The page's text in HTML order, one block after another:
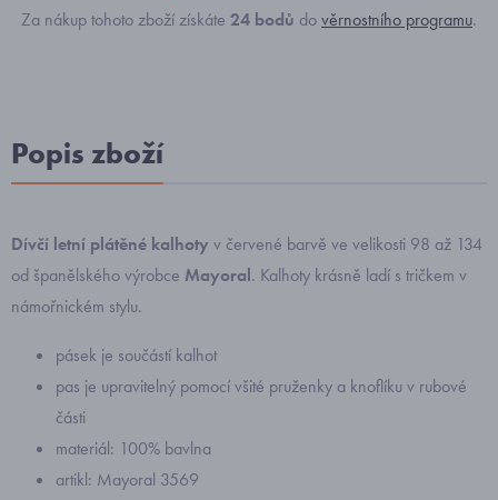
Za nákup tohoto zboží získáte 24 bodů dověrnostního programu.
Popis zboží
Dívčí letní plátěné kalhoty v červené barvě ve velikosti 98 až 134
od španělského výrobce Mayoral. Kalhoty krásně ladí s tričkem v
námořnickém stylu.
pásek je součástí kalhot
pas je upravitelný pomocí všité pruženky a knoflíku v rubové
části
materiál: 100% bavlna
artikl: Mayoral 3569